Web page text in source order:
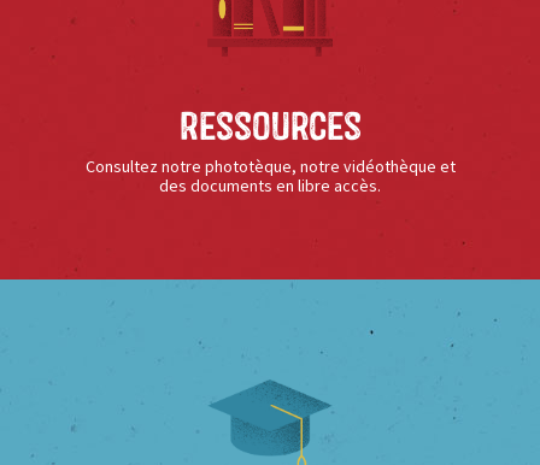
Ressources
Consultez notre phototèque, notre vidéothèque et
des documents en libre accès.